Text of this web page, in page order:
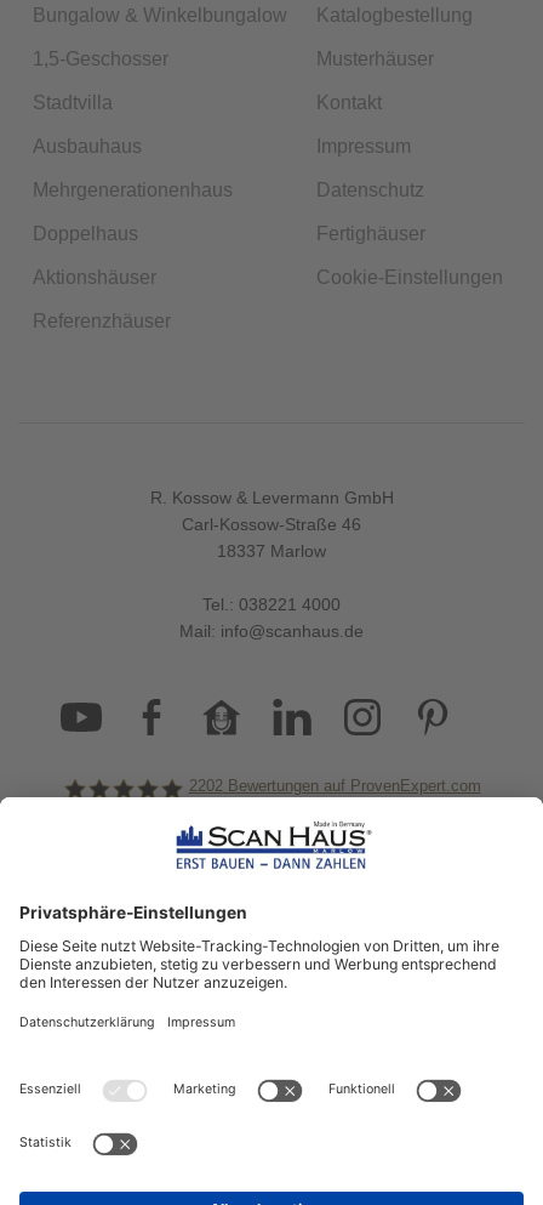
Bungalow & Winkelbungalow
1,5-Geschosser
Stadtvilla
Ausbauhaus
Mehrgenerationenhaus
Doppelhaus
Aktionshäuser
Referenzhäuser
Katalogbestellung
Musterhäuser
Kontakt
Impressum
Datenschutz
Fertighäuser
Cookie-Einstellungen
R. Kossow & Levermann GmbH
Carl-Kossow-Straße 46
18337 Marlow
Tel.: 038221 4000
Mail: info@scanhaus.de
ScanHaus Marlow
2202 Bewertungen auf ProvenExpert.com
informiert!
Aktuelle News rund um ScanHaus &
das Thema Hausbau
Sofort informiert über neue Artikel
ZUM NEWSLETTER ANMELDEN